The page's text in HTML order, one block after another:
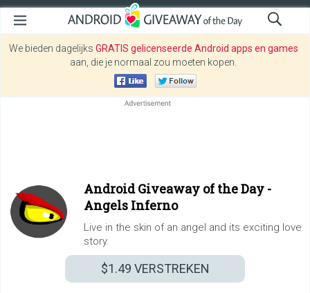
We bieden dagelijks GRATIS gelicenseerde Android apps en games
aan, die je normaal zou moeten kopen.
Android Giveaway of the Day -
Angels Inferno
Live in the skin of an angel and its exciting love
story.
$1.49 VERSTREKEN